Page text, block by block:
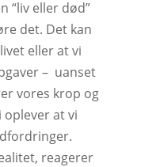
“liv eller død”
det. Det kan
eller at vi
– uanset
vores krop og
oplever at vi
reagerer